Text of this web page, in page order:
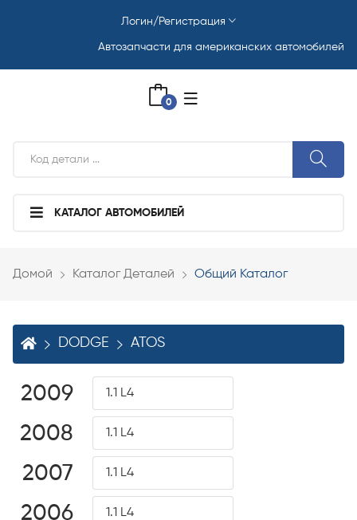
Автозапчасти для американских автомобилей
Логин/Регистрация
0
КАТАЛОГ АВТОМОБИЛЕЙ
Домой Каталог Деталей Общий Каталог
DODGE ATOS
2009 1.1 L4
2008 1.1 L4
2007 1.1 L4
2006 1.1 L4